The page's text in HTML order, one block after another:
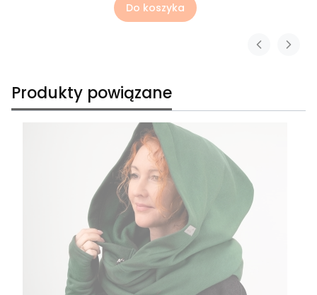
Do koszyka
Produkty powiązane